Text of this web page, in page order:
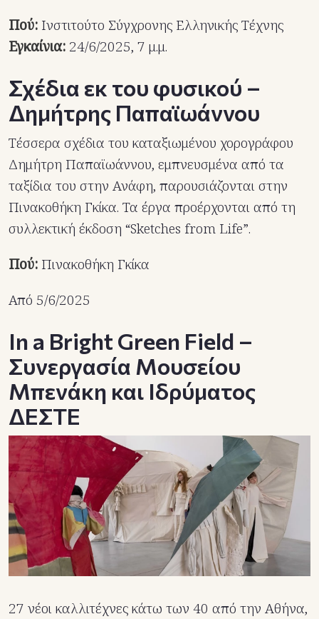
Πού: Ινστιτούτο Σύγχρονης Ελληνικής Τέχνης
Εγκαίνια: 24/6/2025, 7 μ.μ.
Σχέδια εκ του φυσικού –
Δημήτρης Παπαϊωάννου
Τέσσερα σχέδια του καταξιωμένου χορογράφου
Δημήτρη Παπαϊωάννου, εμπνευσμένα από τα
ταξίδια του στην Ανάφη, παρουσιάζονται στην
Πινακοθήκη Γκίκα. Τα έργα προέρχονται από τη
συλλεκτική έκδοση “Sketches from Life”.
Πού: Πινακοθήκη Γκίκα
Από 5/6/2025
In a Bright Green Field –
Συνεργασία Μουσείου
Μπενάκη και Ιδρύματος
ΔΕΣΤΕ
27 νέοι καλλιτέχνες κάτω των 40 από την Αθήνα,